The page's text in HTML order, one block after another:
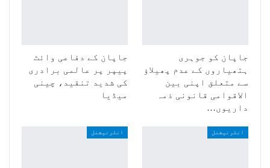
جاپان کو جوہری
ہتھیاروں کے عدم پھیلاؤ
سے متعلق اپنی بین
الاقوامی قانونی ذمہ
داریوں…
جاپان کے دفاعی وائٹ
پیپر پر عالمی برادری
کی شدید تنقید، چینی
میڈیا
انٹرنیشنل انٹرنیشنل